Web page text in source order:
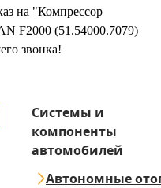
на "Компрессор
F2000 (51.54000.7079)
звонка!
Системы и
компоненты
автомобилей
Автономные